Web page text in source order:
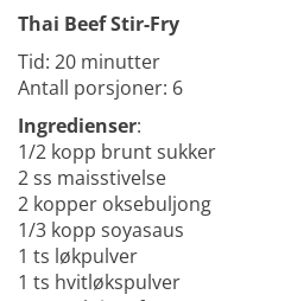
Thai Beef Stir-Fry
Tid: 20 minutter
Antall porsjoner: 6
Ingredienser:
1/2 kopp brunt sukker
2 ss maisstivelse
2 kopper oksebuljong
1/3 kopp soyasaus
1 ts løkpulver
1 ts hvitløkspulver